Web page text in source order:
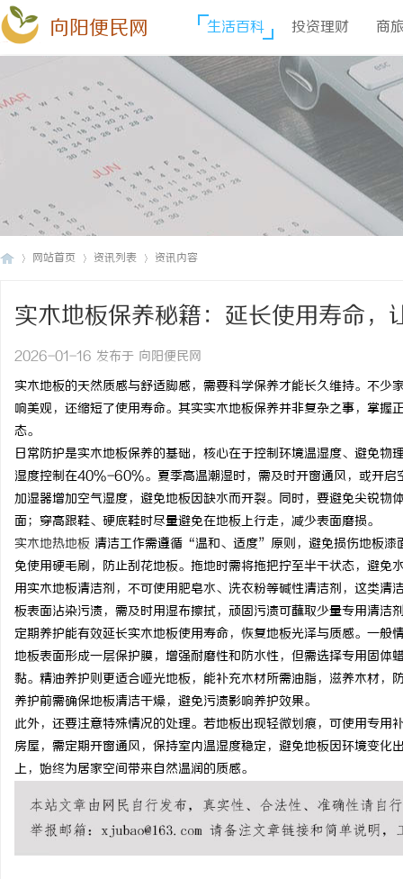
向阳便民网 生活百科 投资理财 商
网站首页 资讯列表 资讯内容
实木地板保养秘籍：延长使用寿命，
2026-01-16 发布于 向阳便民网
实木地板的天然质感与舒适脚感，需要科学保养才能长久维持。不
响美观，还缩短了使用寿命。其实实木地板保养并非复杂之事，掌
态。
日常防护是实木地板保养的基础，核心在于控制环境温湿度、避免
湿度控制在40%-60%。夏季高温潮湿时，需及时开窗通风，或开启
加湿器增加空气湿度，避免地板因缺水而开裂。同时，要避免尖锐
面；穿高跟鞋、硬底鞋时尽量避免在地板上行走，减少表面磨损。
实木地热地板 清洁工作需遵循“温和、适度”原则，避免损伤地板漆
免使用硬毛刷，防止刮花地板。拖地时需将拖把拧至半干状态，避
用实木地板清洁剂，不可使用肥皂水、洗衣粉等碱性清洁剂，这类
板表面沾染污渍，需及时用湿布擦拭，顽固污渍可蘸取少量专用清洁
定期养护能有效延长实木地板使用寿命，恢复地板光泽与质感。一
地板表面形成一层保护膜，增强耐磨性和防水性，但需选择专用固
黏。精油养护则更适合哑光地板，能补充木材所需油脂，滋养木材
养护前需确保地板清洁干燥，避免污渍影响养护效果。
此外，还要注意特殊情况的处理。若地板出现轻微划痕，可使用专
房屋，需定期开窗通风，保持室内温湿度稳定，避免地板因环境变
上，始终为居家空间带来自然温润的质感。
肥刑事辩护律师：为您的权益保驾护航 武汉配眼镜 上海配眼镜